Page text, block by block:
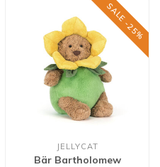
SALE -25%
JELLYCAT
Bär Bartholomew